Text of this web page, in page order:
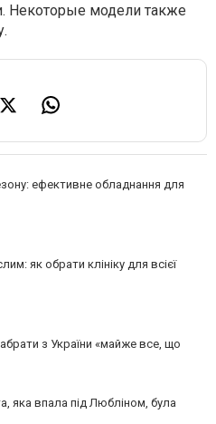
Некоторые модели также
ефективне обладнання для
як обрати клініку для всієї
з України «майже все, що
яка впала під Любліном, була